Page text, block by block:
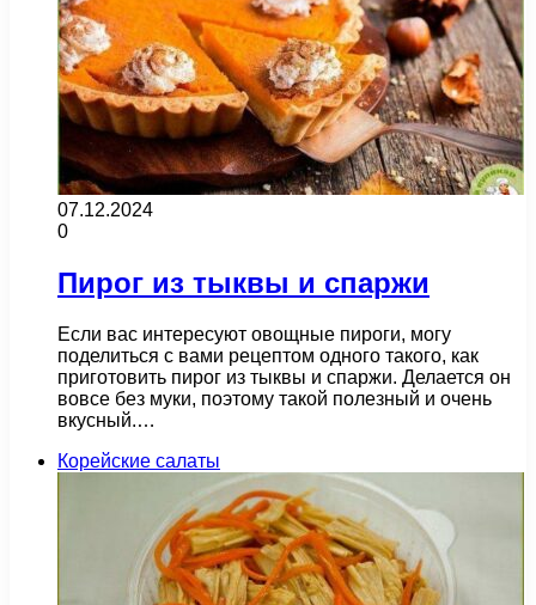
07.12.2024
0
Пирог из тыквы и спаржи
Если вас интересуют овощные пироги, могу
поделиться с вами рецептом одного такого, как
приготовить пирог из тыквы и спаржи. Делается он
вовсе без муки, поэтому такой полезный и очень
вкусный.…
Корейские салаты